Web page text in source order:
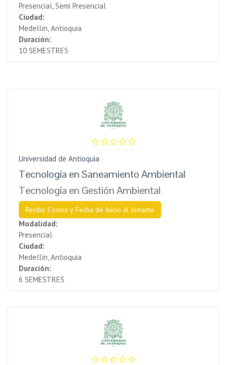
Presencial, Semi Presencial
Ciudad:
Medellín, Antioquia
Duración:
10 SEMESTRES
Universidad de Antioquia
Tecnología en Saneamiento Ambiental
Tecnología en Gestión Ambiental
Recibir Costos y Fecha de Inicio al Instante
Modalidad:
Presencial
Ciudad:
Medellín, Antioquia
Duración:
6 SEMESTRES